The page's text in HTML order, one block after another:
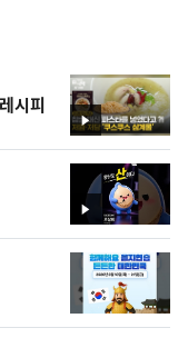
영
상
시피
영
상